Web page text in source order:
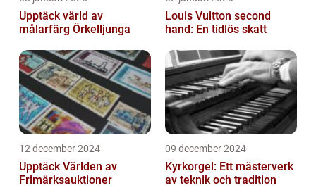
Upptäck värld av
målarfärg Örkelljunga
Louis Vuitton second
hand: En tidlös skatt
12 december 2024
Upptäck Världen av
Frimärksauktioner
09 december 2024
Kyrkorgel: Ett mästerverk
av teknik och tradition